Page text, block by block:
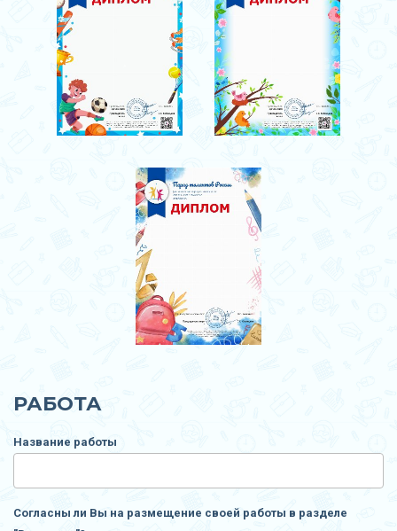
РАБОТА
Название работы
Согласны ли Вы на размещение своей работы в разделе